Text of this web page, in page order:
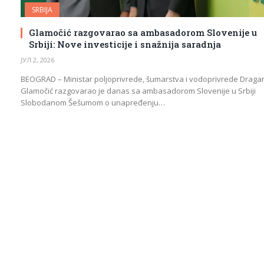
SRBIJA
Glamočić razgovarao sa ambasadorom Slovenije u
Srbiji: Nove investicije i snažnija saradnja
ЈУЛ 2, 2026
BEOGRAD – Ministar poljoprivrede, šumarstva i vodoprivrede
Glamočić razgovarao je danas sa ambasadorom Slovenije u Srbiji
Slobodanom Šešumom o unapređenju…